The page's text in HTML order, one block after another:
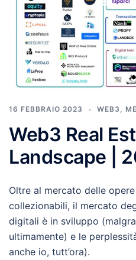
16 FEBBRAIO 2023 WEB3,
Web3 Real
Landscape |
Oltre al mercato delle
collezionabili, il mercato
digitali è in sviluppo
ultimamente) e le
anche io, tutt’ora).